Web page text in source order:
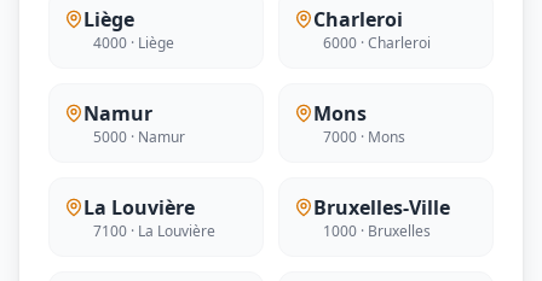
Liège
4000 · Liège
Charleroi
6000 · Charleroi
Namur
5000 · Namur
Mons
7000 · Mons
La Louvière
7100 · La Louvière
Bruxelles-Ville
1000 · Bruxelles